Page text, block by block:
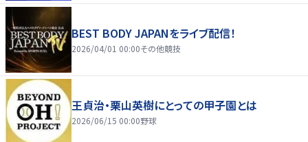
BEST BODY JAPANをライブ配信！
2026/04/01 00:00その他競技
王貞治・栗山英樹にとっての甲子園とは
2026/06/15 00:00野球